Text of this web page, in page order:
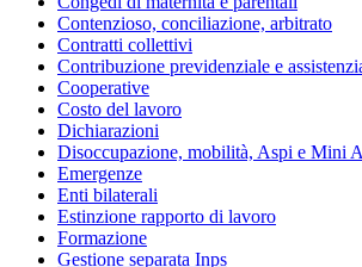
Contenzioso, conciliazione, arbitrato
Contratti collettivi
Contribuzione previdenziale e
Cooperative
Costo del lavoro
Dichiarazioni
Disoccupazione, mobilità, Aspi e Mini
Emergenze
Enti bilaterali
Estinzione rapporto di lavoro
Formazione
Gestione separata Inps